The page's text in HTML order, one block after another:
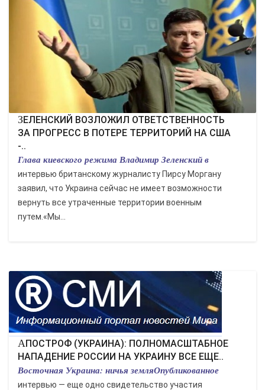
КУЛЬТУРА
СПОРТ
ВОЕННЫЕ ДЕЙСТВИЯ
ПРОИСШЕСТВИЯ
ЗЕЛЕНСКИЙ ВОЗЛОЖИЛ ОТВЕТСТВЕННОСТЬ
ЗА ПРОГРЕСС В ПОТЕРЕ ТЕРРИТОРИЙ НА США
-..
Глава киевского режима Владимир Зеленский в
интервью британскому журналисту Пирсу Моргану
заявил, что Украина сейчас не имеет возможности
вернуть все утраченные территории военным
путем.«Мы...
АПОСТРОФ (УКРАИНА): ПОЛНОМАСШТАБНОЕ
НАПАДЕНИЕ РОССИИ НА УКРАИНУ ВСЕ ЕЩЕ..
Восточная Украина: ничья земляОпубликованное
интервью — еще одно свидетельство участия